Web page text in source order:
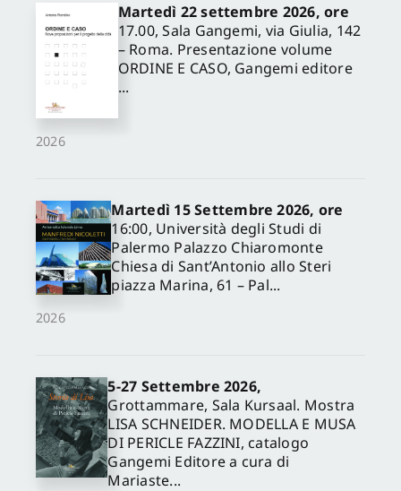
2026
Martedì 22 settembre 2026, ore
17.00, Sala Gangemi, via Giulia, 142
– Roma. Presentazione volume
ORDINE E CASO, Gangemi editore
...
2026
Martedì 15 Settembre 2026, ore
16:00, Università degli Studi di
Palermo Palazzo Chiaromonte
Chiesa di Sant’Antonio allo Steri
piazza Marina, 61 – Pal...
5-27 Settembre 2026,
Grottammare, Sala Kursaal. Mostra
LISA SCHNEIDER. MODELLA E MUSA
DI PERICLE FAZZINI, catalogo
Gangemi Editore a cura di
Mariaste...